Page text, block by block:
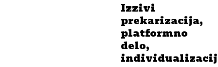
Izzivi
prekarizacija,
platformno
delo,